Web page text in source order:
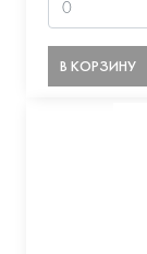
В КОРЗИНУ